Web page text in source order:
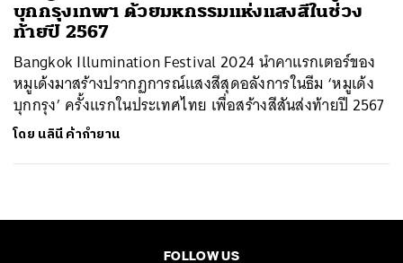
บุกกรุงเทพฯ ด้วยมหกรรมแห่งแสงสีในช่วง
ท้ายปี 2567
Bangkok Illumination Festival 2024 นำคาแรกเตอร์ของ
หมูเด้งมาสร้างปรากฏการณ์แสงสีสุดอลังการในธีม ‘หมูเด้ง
บุกกรุง’ ครั้งแรกในประเทศไทย เพื่อสร้างสีสันส่งท้ายปี 2567
โดย นลินี ค้ากำยาน
FOLLOW US